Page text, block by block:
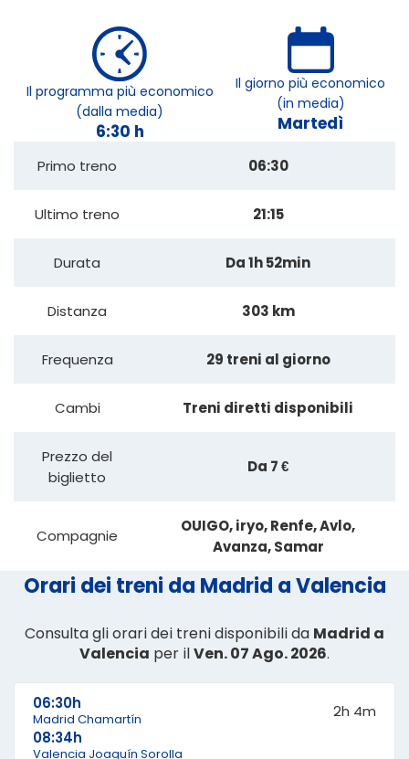
Il programma più economico
(dalla media)
6:30 h
Il giorno più economico
(in media)
Martedì
Primo treno 06:30
Ultimo treno 21:15
Durata Da 1h 52min
Distanza 303 km
Frequenza 29 treni al giorno
Cambi Treni diretti disponibili
Prezzo del
biglietto
Da 7 €
Compagnie
OUIGO, iryo, Renfe, Avlo,
Avanza, Samar
Orari dei treni da Madrid a Valencia
Consulta gli orari dei treni disponibili da Madrid a
Valencia per ilVen. 07 Ago. 2026.
06:30h
Madrid Chamartín
08:34h
Valencia Joaquín Sorolla
2h 4m